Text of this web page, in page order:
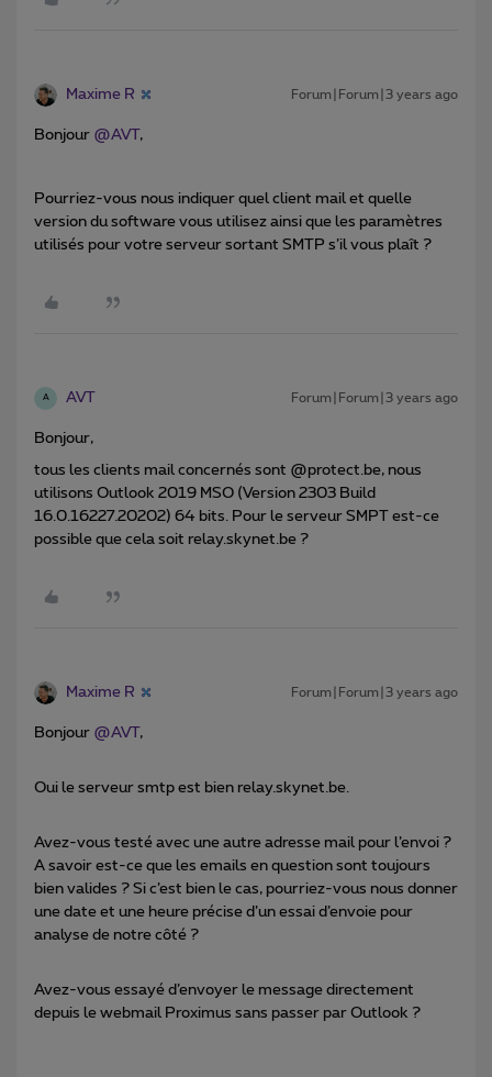
Maxime R Forum|Forum|3 years ago
Bonjour @AVT,
Pourriez-vous nous indiquer quel client mail et quelle
version du software vous utilisez ainsi que les paramètres
utilisés pour votre serveur sortant SMTP s’il vous plaît ?
A AVT Forum|Forum|3 years ago
Bonjour,
tous les clients mail concernés sont @protect.be, nous
utilisons Outlook 2019 MSO (Version 2303 Build
16.0.16227.20202) 64 bits. Pour le serveur SMPT est-ce
possible que cela soit relay.skynet.be ?
Maxime R Forum|Forum|3 years ago
Bonjour @AVT,
Oui le serveur smtp est bien relay.skynet.be.
Avez-vous testé avec une autre adresse mail pour l’envoi ?
A savoir est-ce que les emails en question sont toujours
bien valides ? Si c’est bien le cas, pourriez-vous nous donner
une date et une heure précise d’un essai d’envoie pour
analyse de notre côté ?
Avez-vous essayé d’envoyer le message directement
depuis le webmail Proximus sans passer par Outlook ?